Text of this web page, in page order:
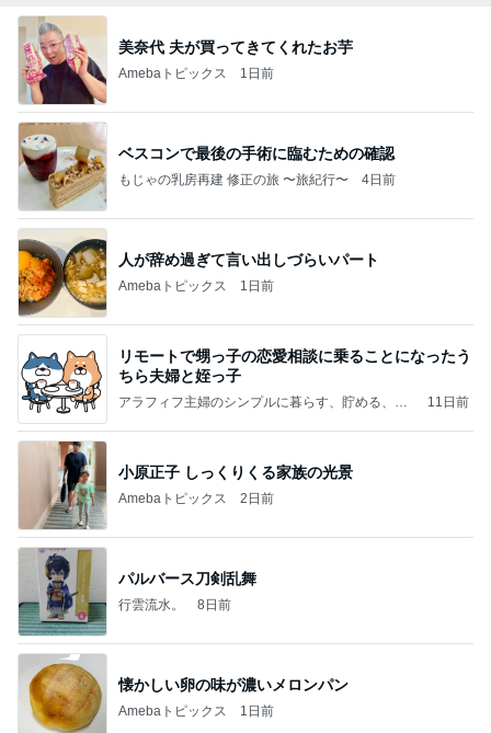
美奈代 夫が買ってきてくれたお芋
Amebaトピックス 1日前
ベスコンで最後の手術に臨むための確認
もじゃの乳房再建 修正の旅 〜旅紀行〜 4日前
人が辞め過ぎて言い出しづらいパート
Amebaトピックス 1日前
リモートで甥っ子の恋愛相談に乗ることになったう
ちら夫婦と姪っ子
アラフィフ主婦のシンプルに暮らす、貯める、楽
11日前
小原正子 しっくりくる家族の光景
Amebaトピックス 2日前
パルバース刀剣乱舞
行雲流水。 8日前
懐かしい卵の味が濃いメロンパン
Amebaトピックス 1日前